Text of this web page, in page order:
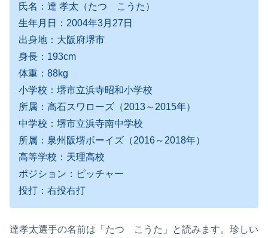
氏名：達 孝太（たつ こうた）
生年月日：2004年3月27日
出身地：大阪府堺市
身長：193cm
体重：88kg
小学校：堺市立浜寺昭和小学校
所属：高石スワローズ（2013～2015年）
中学校：堺市立浜寺南中学校
所属：泉州阪堺ボーイズ（2016～2018年）
高等学校：天理高校
ポジション：ピッチャー
投打：右投右打
達孝太選手の名前は「たつ こうた」と読みます。珍しい